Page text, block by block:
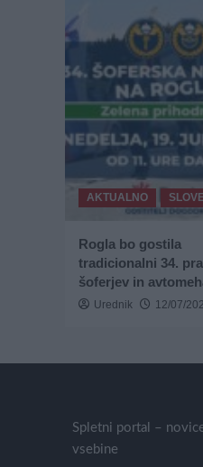
AKTUALNO
Rogla bo gostila
tradicionalni 34.
šoferjev in
Urednik 12/07/
Spletni portal –
vsebine